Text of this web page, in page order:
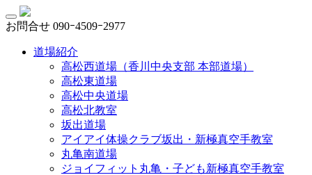
お問合せ 090ｰ4509ｰ2977
道場紹介
高松西道場（香川中央支部 本部道場）
高松東道場
高松中央道場
高松北教室
坂出道場
アイアイ体操クラブ坂出・新極真空手教室
丸亀南道場
ジョイフィット丸亀・子ども新極真空手教室